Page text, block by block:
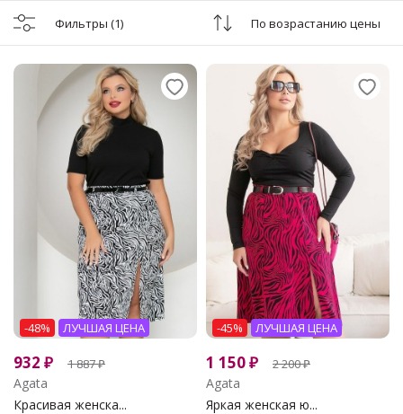
Фильтры (1) По возрастанию цены
-48% ЛУЧШАЯ ЦЕНА
932 ₽ 1 887₽
Agata
Красивая женска...
-45% ЛУЧШАЯ ЦЕНА
1 150₽ 2 200₽
Agata
Яркая женская ю...